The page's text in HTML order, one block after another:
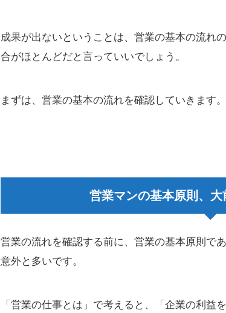
成果が出ないということは、営業の基本の流れ
合がほとんどだと言っていいでしょう。
まずは、営業の基本の流れを確認していきます。
営業マンの基本原則、
営業の流れを確認する前に、営業の基本原則で
意外と多いです。
「営業の仕事とは」で考えると、「企業の利益